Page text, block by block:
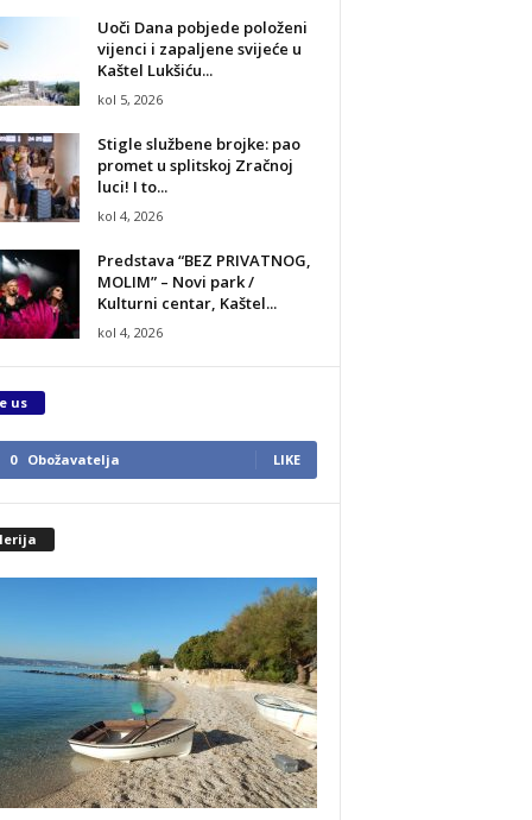
Uoči Dana pobjede položeni
vijenci i zapaljene svijeće u
Kaštel Lukšiću...
kol 5, 2026
Stigle službene brojke: pao
promet u splitskoj Zračnoj
luci! I to...
kol 4, 2026
Predstava “BEZ PRIVATNOG,
MOLIM” – Novi park /
Kulturni centar, Kaštel...
kol 4, 2026
us
0 Obožavatelja LIKE